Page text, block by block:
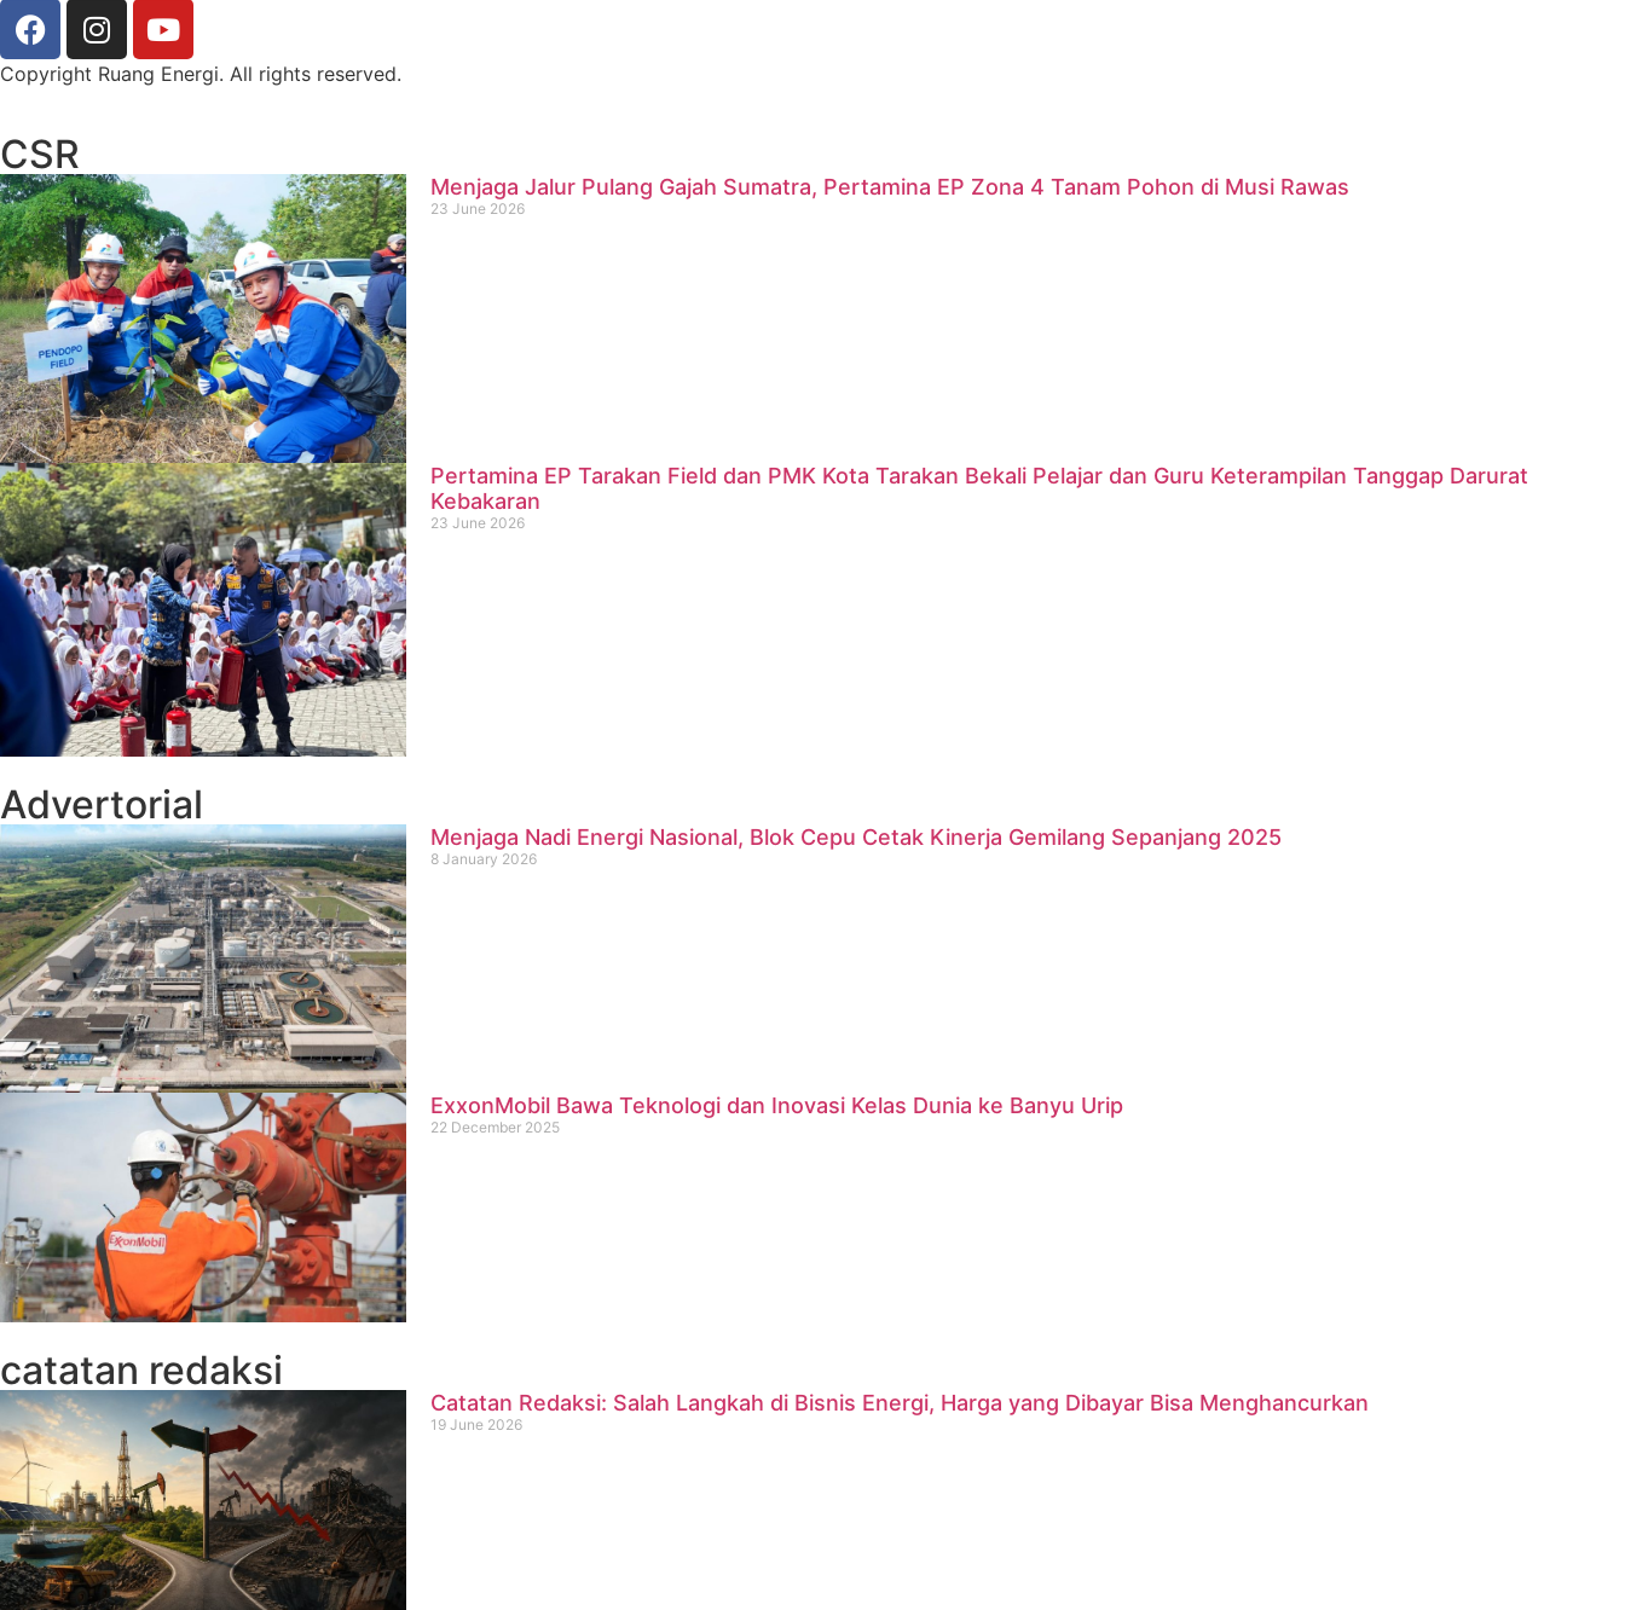
Copyright Ruang Energi. All rights reserved.
CSR
Menjaga Jalur Pulang Gajah Sumatra, Pertamina EP Zona 4 Tanam Pohon di Musi Rawas
23 June 2026
Pertamina EP Tarakan Field dan PMK Kota Tarakan Bekali Pelajar dan Guru Keterampilan Tanggap Darurat
Kebakaran
23 June 2026
Advertorial
Menjaga Nadi Energi Nasional, Blok Cepu Cetak Kinerja Gemilang Sepanjang 2025
8 January 2026
ExxonMobil Bawa Teknologi dan Inovasi Kelas Dunia ke Banyu Urip
22 December 2025
catatan redaksi
Catatan Redaksi: Salah Langkah di Bisnis Energi, Harga yang Dibayar Bisa Menghancurkan
19 June 2026